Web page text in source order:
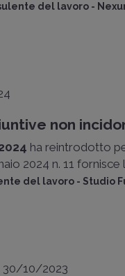
del lavoro -
non
ha reintrodotto
2024 n. 11 fornisce
del lavoro - Studio
30/10/2023